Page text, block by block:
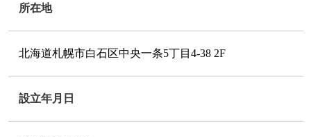
所在地
北海道札幌市白石区中央一条5丁目4-38 2F
設立年月日